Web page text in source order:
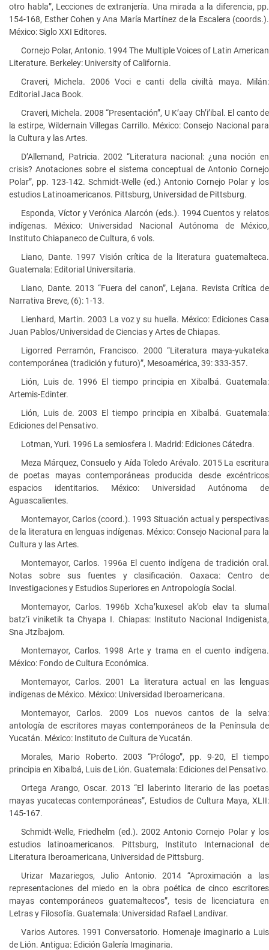
otro habla”, Lecciones de extranjería. Una mirada a la diferencia, pp.
154-168, Esther Cohen y Ana María Martínez de la Escalera (coords.).
México: Siglo XXI Editores.
Cornejo Polar, Antonio. 1994 The Multiple Voices of Latin American
Literature. Berkeley: University of California.
Craveri, Michela. 2006 Voci e canti della civiltà maya. Milán:
Editorial Jaca Book.
Craveri, Michela. 2008 “Presentación”, U K’aay Ch’i’ibal. El canto de
la estirpe, Wildernain Villegas Carrillo. México: Consejo Nacional para
la Cultura y las Artes.
D’Allemand, Patricia. 2002 “Literatura nacional: ¿una noción en
crisis? Anotaciones sobre el sistema conceptual de Antonio Cornejo
Polar”, pp. 123-142. Schmidt-Welle (ed.) Antonio Cornejo Polar y los
estudios Latinoamericanos. Pittsburg, Universidad de Pittsburg.
Esponda, Víctor y Verónica Alarcón (eds.). 1994 Cuentos y relatos
indígenas. México: Universidad Nacional Autónoma de México,
Instituto Chiapaneco de Cultura, 6 vols.
Liano, Dante. 1997 Visión crítica de la literatura guatemalteca.
Guatemala: Editorial Universitaria.
Liano, Dante. 2013 “Fuera del canon”, Lejana. Revista Crítica de
Narrativa Breve, (6): 1-13.
Lienhard, Martin. 2003 La voz y su huella. México: Ediciones Casa
Juan Pablos/Universidad de Ciencias y Artes de Chiapas.
Ligorred Perramón, Francisco. 2000 “Literatura maya-yukateka
contemporánea (tradición y futuro)”, Mesoamérica, 39: 333-357.
Lión, Luis de. 1996 El tiempo principia en Xibalbá. Guatemala:
Artemis-Edinter.
Lión, Luis de. 2003 El tiempo principia en Xibalbá. Guatemala:
Ediciones del Pensativo.
Lotman, Yuri. 1996 La semiosfera I. Madrid: Ediciones Cátedra.
Meza Márquez, Consuelo y Aída Toledo Arévalo. 2015 La escritura
de poetas mayas contemporáneas producida desde excéntricos
espacios identitarios. México: Universidad Autónoma de
Aguascalientes.
Montemayor, Carlos (coord.). 1993 Situación actual y perspectivas
de la literatura en lenguas indígenas. México: Consejo Nacional para la
Cultura y las Artes.
Montemayor, Carlos. 1996a El cuento indígena de tradición oral.
Notas sobre sus fuentes y clasificación. Oaxaca: Centro de
Investigaciones y Estudios Superiores en Antropología Social.
Montemayor, Carlos. 1996b Xcha’kuxesel ak’ob elav ta slumal
batz’i viniketik ta Chyapa I. Chiapas: Instituto Nacional Indigenista,
Sna Jtzíbajom.
Montemayor, Carlos. 1998 Arte y trama en el cuento indígena.
México: Fondo de Cultura Económica.
Montemayor, Carlos. 2001 La literatura actual en las lenguas
indígenas de México. México: Universidad Iberoamericana.
Montemayor, Carlos. 2009 Los nuevos cantos de la selva:
antología de escritores mayas contemporáneos de la Península de
Yucatán. México: Instituto de Cultura de Yucatán.
Morales, Mario Roberto. 2003 “Prólogo”, pp. 9-20, El tiempo
principia en Xibalbá, Luis de Lión. Guatemala: Ediciones del Pensativo.
Ortega Arango, Oscar. 2013 “El laberinto literario de las poetas
mayas yucatecas contemporáneas”, Estudios de Cultura Maya, XLII:
145-167.
Schmidt-Welle, Friedhelm (ed.). 2002 Antonio Cornejo Polar y los
estudios latinoamericanos. Pittsburg, Instituto Internacional de
Literatura Iberoamericana, Universidad de Pittsburg.
Urizar Mazariegos, Julio Antonio. 2014 “Aproximación a las
representaciones del miedo en la obra poética de cinco escritores
mayas contemporáneos guatemaltecos”, tesis de licenciatura en
Letras y Filosofía. Guatemala: Universidad Rafael Landívar.
Varios Autores. 1991 Conversatorio. Homenaje imaginario a Luis
de Lión. Antigua: Edición Galería Imaginaria.